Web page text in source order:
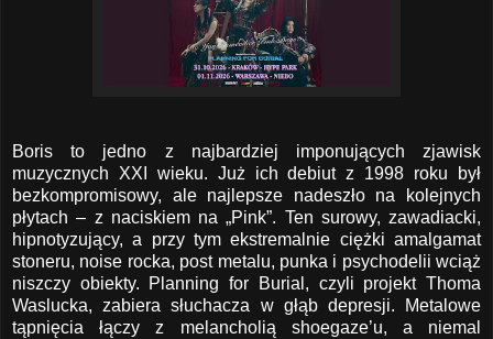
Boris to jedno z najbardziej imponujących zjawisk
muzycznych XXI wieku. Już ich debiut z 1998 roku był
bezkompromisowy, ale najlepsze nadeszło na kolejnych
płytach – z naciskiem na „Pink”. Ten surowy, zawadiacki,
hipnotyzujący, a przy tym ekstremalnie ciężki amalgamat
stoneru, noise rocka, post metalu, punka i psychodelii wciąż
niszczy obiekty. Planning for Burial, czyli projekt Thoma
Waslucka, zabiera słuchacza w głąb depresji. Metalowe
tąpnięcia łączy z melancholią shoegaze’u, a niemal